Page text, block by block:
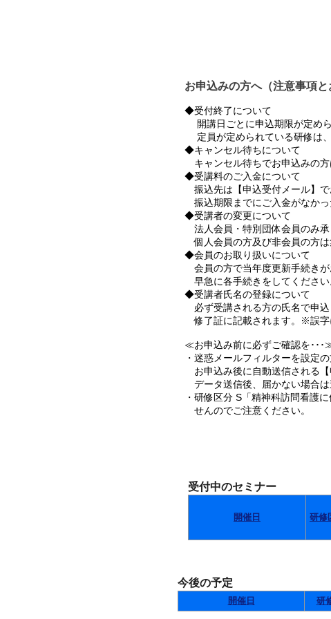
お申込みの方へ（注意事項と
◆受付終了について
開講日ごとに申込期限が定めら
定員が定められている研修は
◆キャンセル待ちについて
キャンセル待ちでお申込みの方
◆受講料のご入金について
振込先は【申込受付メール】で
振込期限までにご入金がなかっ
◆受講者の変更について
法人会員・特別団体会員のみ承
個人会員の方及び非会員の方は
◆会員のお取り扱いについて
会員の方で当年度更新手続き
早急に各手続きをしてください
◆受講者氏名の登録について
必ず受講される方の氏名で申
修了証に記載されます。※誤字
≪お申込み前に必ずご確認を･･･
・迷惑メールフィルターを設定
お申込み後に自動送信される【
データ送信後、届かない場合は
・研修区分 S「精神科訪問看護
せんのでご注意ください。
受付中のセミナー
開催日 研修
今後の予定
開催日 研